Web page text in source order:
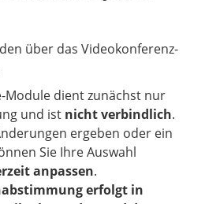
über das Videokonferenz-
Module dient zunächst nur
und ist nicht verbindlich.
ergeben oder ein
Sie Ihre Auswahl
anpassen.
erfolgt in